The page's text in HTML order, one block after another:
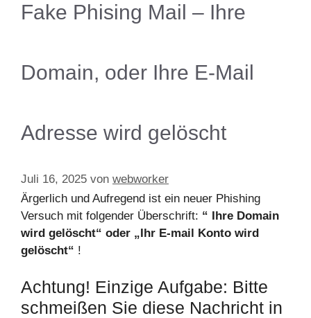
Fake Phising Mail – Ihre
Domain, oder Ihre E-Mail
Adresse wird gelöscht
Juli 16, 2025 von webworker
Ärgerlich und Aufregend ist ein neuer Phishing
Versuch mit folgender Überschrift: “ Ihre Domain
wird gelöscht“ oder „Ihr E-mail Konto wird
gelöscht“ !
Achtung! Einzige Aufgabe: Bitte
schmeißen Sie diese Nachricht in